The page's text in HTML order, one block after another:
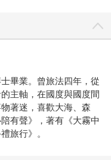
畢業。曾旅法四年，從
主軸，在國度與國度間
著迷，喜歡大海、森
有聲》，著有《大霧中
旅行》。